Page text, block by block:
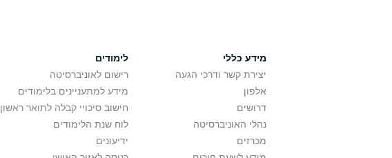
מידע כללי
יצירת קשר ודרכי הגעה
אלפון
דרושים
נהלי האוניברסיטה
מכרזים
לימודים
רישום לאוניברסיטה
מידע למתעניינים בלימודים
חישוב סיכויי קבלה לתואר ראשון
לוח שנת הלימודים
ידיעונים